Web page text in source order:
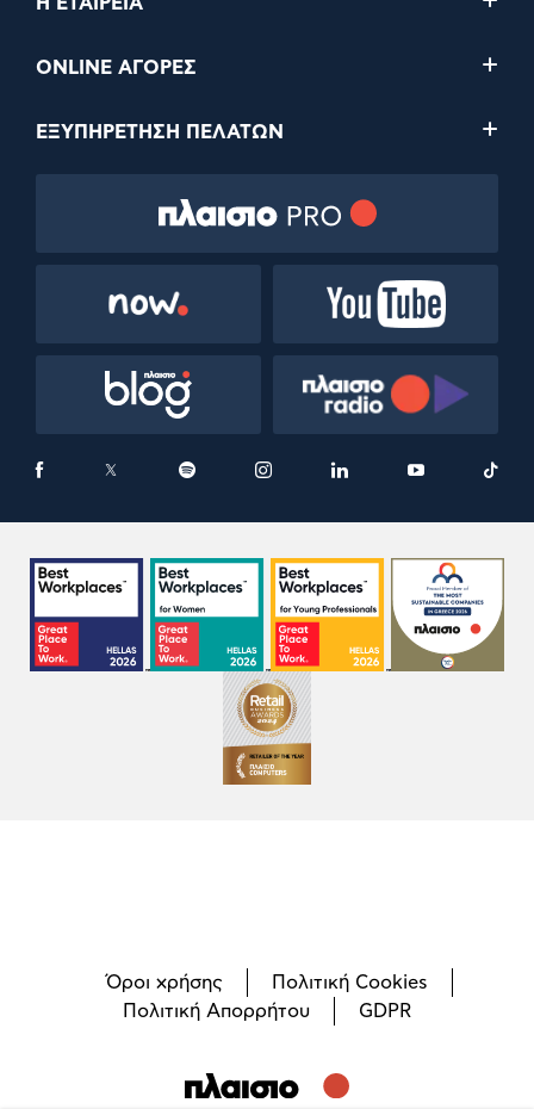
ONLINE ΑΓΟΡΕΣ
ΕΞΥΠΗΡΕΤΗΣΗ ΠΕΛΑΤΩΝ
Όροι χρήσης
Πολιτική Cookies
Πολιτική Απορρήτου
GDPR